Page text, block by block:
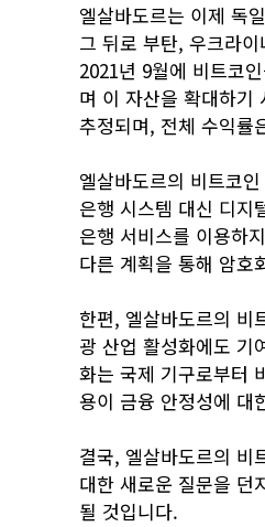
엘살바도르는 이제 독
그 뒤로 부탄, 우크라
2021년 9월에 비트코
며 이 자산을 확대하기
추정되며, 전체 수익률
엘살바도르의 비트코
은행 시스템 대신 디지
은행 서비스를 이용하
다른 계획을 통해 암호
한편, 엘살바도르의 비
광 산업 활성화에도 기
화는 국제 기구로부터
용이 금융 안정성에 대
결국, 엘살바도르의 비
대한 새로운 질문을 던
될 것입니다.